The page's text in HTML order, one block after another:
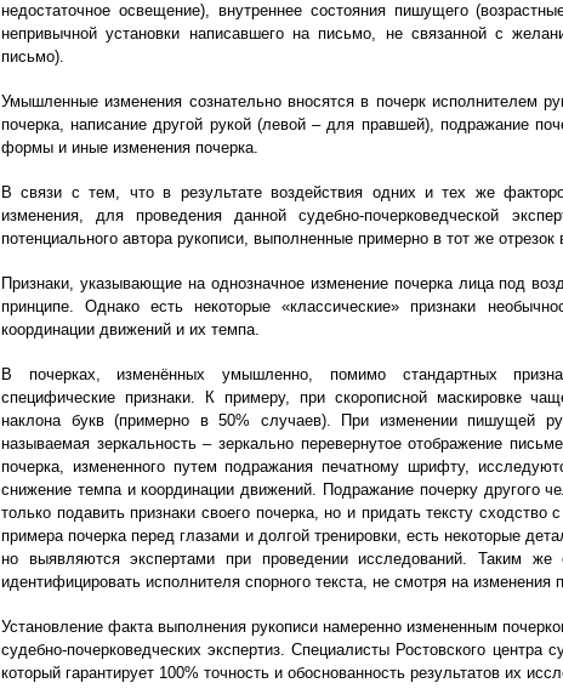
недостаточное освещение), внутреннее состояния пишущего
непривычной установки написавшего на письмо, не связанной с
письмо).
Умышленные изменения сознательно вносятся в почерк исполнителем
почерка, написание другой рукой (левой – для правшей), подражание
формы и иные изменения почерка.
В связи с тем, что в результате воздействия одних и тех же
изменения, для проведения данной судебно-почерковедческой
потенциального автора рукописи, выполненные примерно в тот же
Признаки, указывающие на однозначное изменение почерка лица под
принципе. Однако есть некоторые «классические» признаки
координации движений и их темпа.
В почерках, изменённых умышленно, помимо стандартных
специфические признаки. К примеру, при скорописной маскировке
наклона букв (примерно в 50% случаев). При изменении пишущей
называемая зеркальность – зеркально перевернутое отображение
почерка, измененного путем подражания печатному шрифту,
снижение темпа и координации движений. Подражание почерку другого
только подавить признаки своего почерка, но и придать тексту
примера почерка перед глазами и долгой тренировки, есть некоторые
но выявляются экспертами при проведении исследований. Таким же
идентифицировать исполнителя спорного текста, не смотря на изменения
Установление факта выполнения рукописи намеренно измененным
судебно-почерковедческих экспертиз. Специалисты Ростовского
который гарантирует 100% точность и обоснованность результатов их